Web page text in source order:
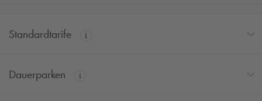
Standardtarife
Dauerparken